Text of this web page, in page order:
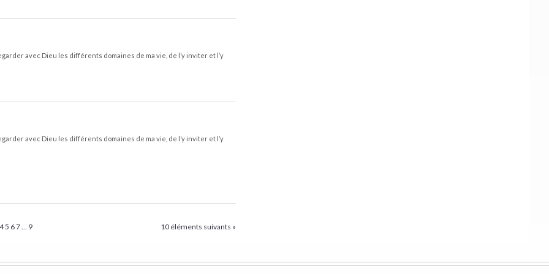
avec Dieu les différents domaines de ma vie, de l’y inviter et l’y
avec Dieu les différents domaines de ma vie, de l’y inviter et l’y
10 éléments suivants »
45 67 9